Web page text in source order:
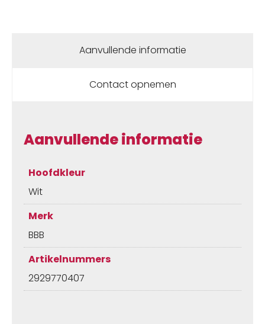
Aanvullende informatie
Contact opnemen
Aanvullende informatie
Hoofdkleur
Wit
Merk
BBB
Artikelnummers
2929770407